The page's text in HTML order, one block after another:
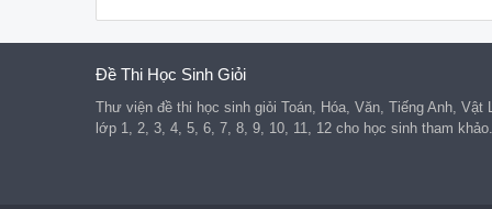
Đề Thi Học Sinh Giỏi
Thư viện đề thi học sinh giỏi Toán, Hóa, Văn, Tiếng Anh,
lớp 1, 2, 3, 4, 5, 6, 7, 8, 9, 10, 11, 12 cho học sinh tham khảo.